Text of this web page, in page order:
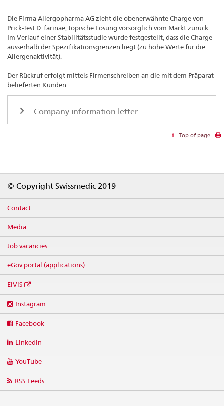
Die Firma Allergopharma AG zieht die obenerwähnte Charge von
Prick-Test D. farinae, topische Lösung vorsorglich vom Markt zurück.
Im Verlauf einer Stabilitätsstudie wurde festgestellt, dass die Charge
ausserhalb der Spezifikationsgrenzen liegt (zu hohe Werte für die
Allergenaktivität).
Der Rückruf erfolgt mittels Firmenschreiben an die mit dem Präparat
belieferten Kunden.
Company information letter
Top of page
© Copyright Swissmedic 2019
Contact
Media
Job vacancies
eGov portal (applications)
ElViS
media
Instagram
Facebook
Linkedin
YouTube
RSS Feeds